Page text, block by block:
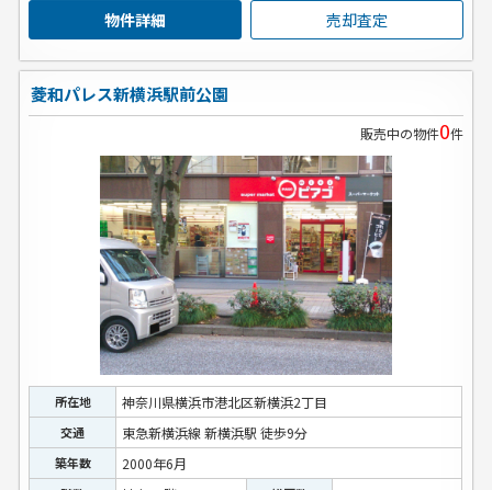
物件詳細 売却査定
菱和パレス新横浜駅前公園
販売中の物件0件
所在地 神奈川県横浜市港北区新横浜2丁目
交通 東急新横浜線 新横浜駅 徒歩9分
築年数 2000年6月